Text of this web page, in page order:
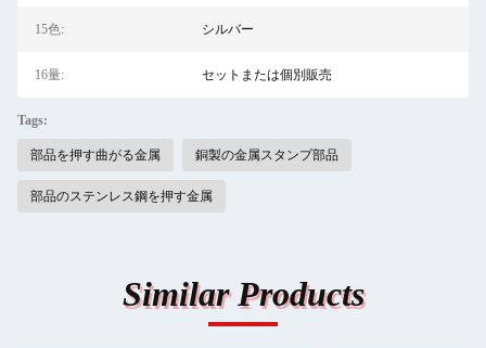
15色: シルバー
16量: セットまたは個別販売
Tags:
部品を押す曲がる金属 銅製の金属スタンプ部品
部品のステンレス鋼を押す金属
Similar Products